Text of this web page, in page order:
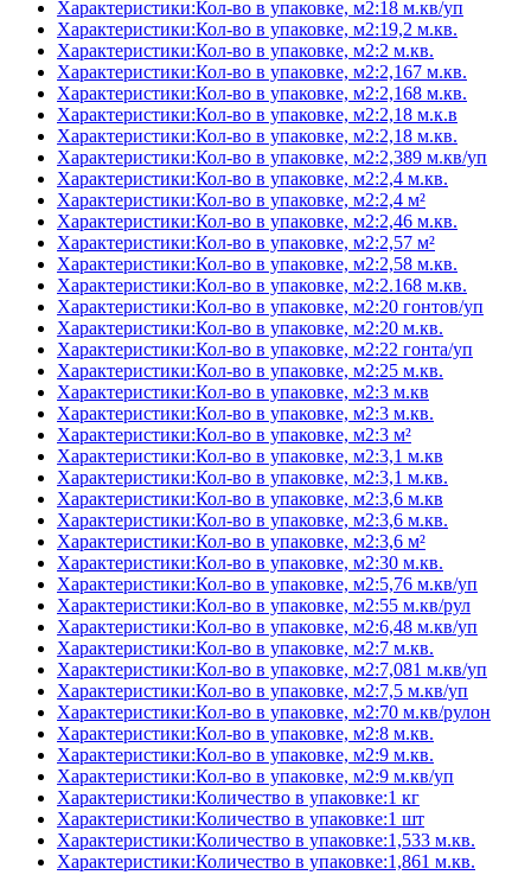
Характеристики:Кол-во в упаковке, м2:18 м.кв/уп
Характеристики:Кол-во в упаковке, м2:19,2 м.кв.
Характеристики:Кол-во в упаковке, м2:2 м.кв.
Характеристики:Кол-во в упаковке, м2:2,167 м.кв.
Характеристики:Кол-во в упаковке, м2:2,168 м.кв.
Характеристики:Кол-во в упаковке, м2:2,18 м.к.в
Характеристики:Кол-во в упаковке, м2:2,18 м.кв.
Характеристики:Кол-во в упаковке, м2:2,389 м.кв/уп
Характеристики:Кол-во в упаковке, м2:2,4 м.кв.
Характеристики:Кол-во в упаковке, м2:2,4 м²
Характеристики:Кол-во в упаковке, м2:2,46 м.кв.
Характеристики:Кол-во в упаковке, м2:2,57 м²
Характеристики:Кол-во в упаковке, м2:2,58 м.кв.
Характеристики:Кол-во в упаковке, м2:2.168 м.кв.
Характеристики:Кол-во в упаковке, м2:20 гонтов/уп
Характеристики:Кол-во в упаковке, м2:20 м.кв.
Характеристики:Кол-во в упаковке, м2:22 гонта/уп
Характеристики:Кол-во в упаковке, м2:25 м.кв.
Характеристики:Кол-во в упаковке, м2:3 м.кв
Характеристики:Кол-во в упаковке, м2:3 м.кв.
Характеристики:Кол-во в упаковке, м2:3 м²
Характеристики:Кол-во в упаковке, м2:3,1 м.кв
Характеристики:Кол-во в упаковке, м2:3,1 м.кв.
Характеристики:Кол-во в упаковке, м2:3,6 м.кв
Характеристики:Кол-во в упаковке, м2:3,6 м.кв.
Характеристики:Кол-во в упаковке, м2:3,6 м²
Характеристики:Кол-во в упаковке, м2:30 м.кв.
Характеристики:Кол-во в упаковке, м2:5,76 м.кв/уп
Характеристики:Кол-во в упаковке, м2:55 м.кв/рул
Характеристики:Кол-во в упаковке, м2:6,48 м.кв/уп
Характеристики:Кол-во в упаковке, м2:7 м.кв.
Характеристики:Кол-во в упаковке, м2:7,081 м.кв/уп
Характеристики:Кол-во в упаковке, м2:7,5 м.кв/уп
Характеристики:Кол-во в упаковке, м2:70 м.кв/рулон
Характеристики:Кол-во в упаковке, м2:8 м.кв.
Характеристики:Кол-во в упаковке, м2:9 м.кв.
Характеристики:Кол-во в упаковке, м2:9 м.кв/уп
Характеристики:Количество в упаковке:1 кг
Характеристики:Количество в упаковке:1 шт
Характеристики:Количество в упаковке:1,533 м.кв.
Характеристики:Количество в упаковке:1,861 м.кв.